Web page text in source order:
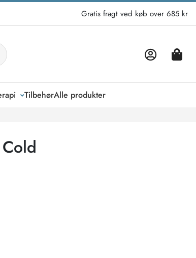
Gratis fragt ved køb over 685 kr
TilbehørAlle produkter